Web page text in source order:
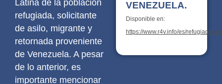
Latina de la población
refugiada, solicitante
de asilo, migrante y
retornada proveniente
de Venezuela. A pesar
de lo anterior, es
importante mencionar
VENEZUELA.
Disponible en:
https://www.r4v.info/es/